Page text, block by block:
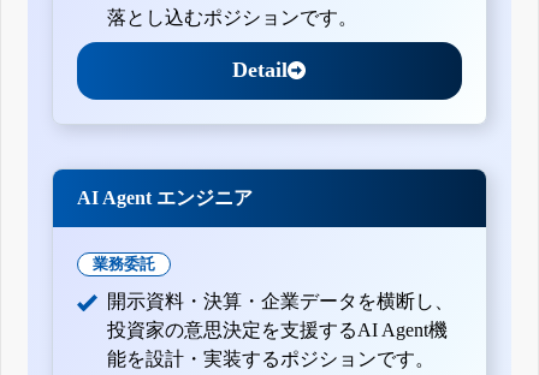
落とし込むポジションです。
Detail
AI Agent エンジニア
業務委託
開示資料・決算・企業データを横断し、
投資家の意思決定を支援するAI Agent機
能を設計・実装するポジションです。